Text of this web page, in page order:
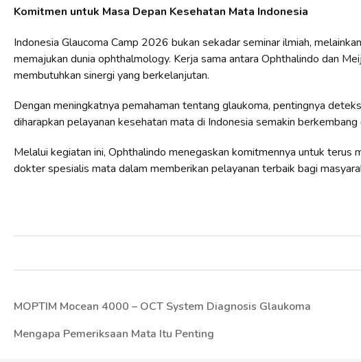
Komitmen untuk Masa Depan Kesehatan Mata Indonesia
Indonesia Glaucoma Camp 2026 bukan sekadar seminar ilmiah,
memajukan dunia ophthalmology. Kerja sama antara Ophthalindo dan
membutuhkan sinergi yang berkelanjutan.
Dengan meningkatnya pemahaman tentang glaukoma, pentingnya
diharapkan pelayanan kesehatan mata di Indonesia semakin berkembang
Melalui kegiatan ini, Ophthalindo menegaskan komitmennya untuk
dokter spesialis mata dalam memberikan pelayanan terbaik bagi
navigation
MOPTIM Mocean 4000 – OCT System Diagnosis Glaukoma
Mengapa Pemeriksaan Mata Itu Penting